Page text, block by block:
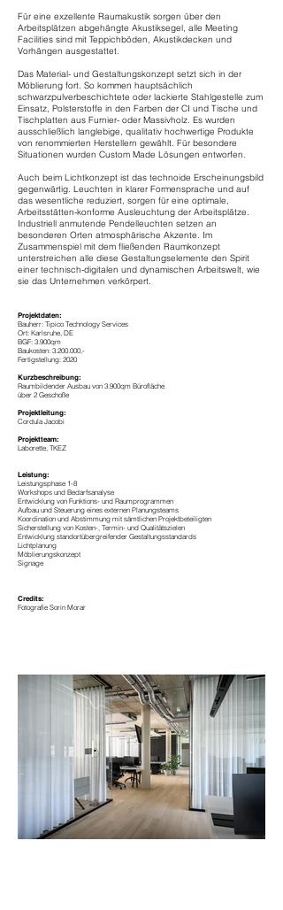
Für eine exzellente Raumakustik sorgen über den
Arbeitsplätzen abgehängte Akustiksegel, alle Meeting
Facilities sind mit Teppichböden, Akustikdecken und
Vorhängen ausgestattet.
Das Material- und Gestaltungskonzept setzt sich in der
Möblierung fort. So kommen hauptsächlich
schwarzpulverbeschichtete oder lackierte Stahlgestelle zum
Einsatz, Polsterstoffe in den Farben der CI und Tische und
Tischplatten aus Furnier- oder Massivholz. Es wurden
ausschließlich langlebige, qualitativ hochwertige Produkte
von renommierten Herstellern gewählt. Für besondere
Situationen wurden Custom Made Lösungen entworfen.
Auch beim Lichtkonzept ist das technoide Erscheinungsbild
gegenwärtig. Leuchten in klarer Formensprache und auf
das wesentliche reduziert, sorgen für eine optimale,
Arbeitsstätten-konforme Ausleuchtung der Arbeitsplätze.
Industriell anmutende Pendelleuchten setzen an
besonderen Orten atmosphärische Akzente. Im
Zusammenspiel mit dem fließenden Raumkonzept
unterstreichen alle diese Gestaltungselemente den Spirit
einer technisch-digitalen und dynamischen Arbeitswelt, wie
sie das Unternehmen verkörpert.
Projektdaten:
Bauherr: Tipico Technology Services
Ort: Karlsruhe, DE
BGF: 3.900qm
Baukosten: 3.200.000,-
Fertigstellung: 2020
Kurzbeschreibung:
Raumbildender Ausbau von 3.900qm Bürofläche
über 2 Geschoße
Projektleitung:
Cordula Jacobi
Projektteam:
Laborette, TKEZ
Leistung:
Leistungsphase 1-8
Workshops und Bedarfsanalyse
Entwicklung von Funktions- und Raumprogrammen
Aufbau und Steuerung eines externen Planungsteams
Koordination und Abstimmung mit sämtlichen Projektbeteiligten
Sicherstellung von Kosten-, Termin- und Qualitätszielen
Entwicklung standortübergreifender Gestaltungsstandards
Lichtplanung
Möblierungskonzept
Signage
Credits:
Fotografie Sorin Morar